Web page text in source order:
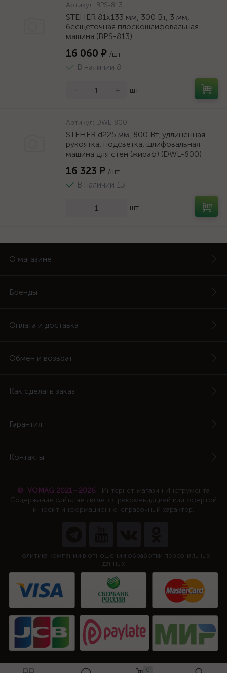
0
Артикул: BPS-813
STEHER 81х133 мм, 300 Вт, 3 мм,
бесщеточная плоскошлифовальная
машина (BPS-813)
16 060 ₽ /шт
В наличии 8
+ шт
Артикул: DWL-800
STEHER d225 мм, 800 Вт, удлиненная
рукоятка, подсветка, шлифовальная
машина для стен (жираф) (DWL-800)
16 323 ₽ /шт
В наличии 13
+ шт
О магазине
Бренды
Оплата и доставка
Обмен и возврат
Как сделать заказ
Гарантия
Контакты
© VOMAG 2021—2026
Интернет-магазин Инструмента
Содержание сайта не является рекомендацией или офертой
и носит информационно-справочный характер.
Политика компании в отношении обработки персональных
данных